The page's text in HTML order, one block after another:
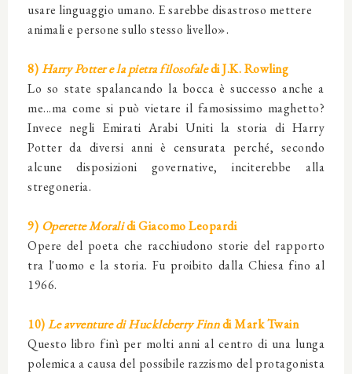
usare linguaggio umano. E sarebbe disastroso mettere
animali e persone sullo stesso livello».
8)Harry Potter e la pietra filosofaledi J.K. Rowling
Lo so state spalancando la bocca è successo anche a
me...ma come si può vietare il famosissimo maghetto?
Invece negli Emirati Arabi Uniti la storia di Harry
Potter da diversi anni è censurata perché, secondo
alcune disposizioni governative, inciterebbe alla
stregoneria.
9) Operette Moralidi Giacomo Leopardi
Opere del poeta che racchiudono storie del rapporto
tra l'uomo e la storia. Fu proibito dalla Chiesa fino al
1966.
10)Le avventure di Huckleberry Finndi Mark Twain
Questo libro finì per molti anni al centro di una lunga
polemica a causa del possibile razzismo del protagonista